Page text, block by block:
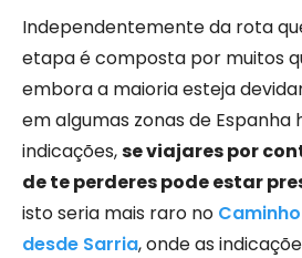
Independentemente da rota
etapa é composta por muitos
embora a maioria esteja
em algumas zonas de Espanha
indicações,se viajares por
de te perderes pode estar
isto seria mais raro no
desde Sarria, onde as